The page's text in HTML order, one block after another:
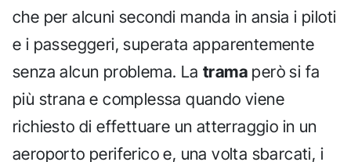
che per alcuni secondi manda in ansia i piloti
e i passeggeri, superata apparentemente
senza alcun problema. La trama però si fa
più strana e complessa quando viene
richiesto di effettuare un atterraggio in un
aeroporto periferico e, una volta sbarcati, i